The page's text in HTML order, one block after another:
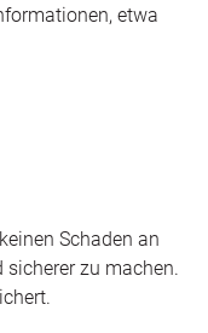
etwa
Schaden an
sicherer zu machen.